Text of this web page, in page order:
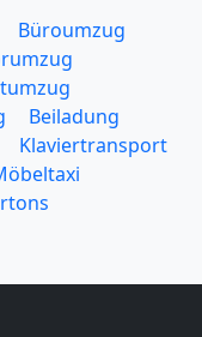
Büroumzug
Beiladung
Klaviertransport